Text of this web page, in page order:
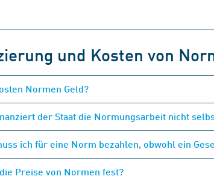
und Kosten von
Normen Geld?
der Staat die Normungsarbeit nicht
ich für eine Norm bezahlen, obwohl ein
Preise von Normen fest?